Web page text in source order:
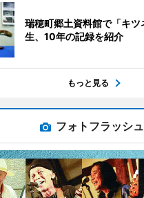
瑞穂町郷土資料館で「キ
生、10年の記録を紹介
もっと見る
フォトフラッシュ